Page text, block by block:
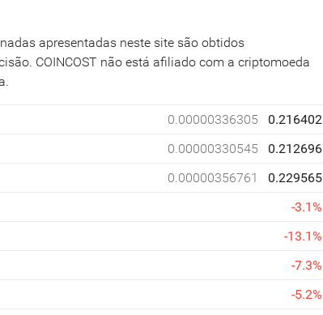
apresentadas neste site são obtidos
COINCOST não está afiliado com a criptomoeda
0.00000336305
0.216402
0.00000330545
0.212696
0.00000356761
0.229565
-3.1%
-13.1%
-7.3%
-5.2%